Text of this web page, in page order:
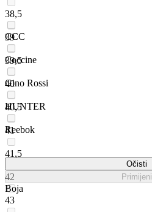
38,5
39
39,5
40
40,5
41
41,5
42
43
CCC
Coccine
Gino Rossi
HUNTER
Reebok
Očisti
Primijeni
Boja